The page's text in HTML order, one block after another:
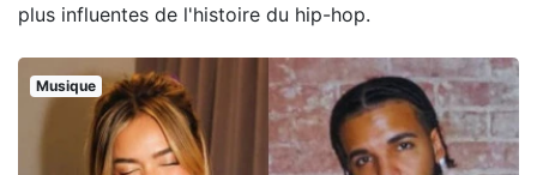
plus influentes de l'histoire du hip-hop.
Musique